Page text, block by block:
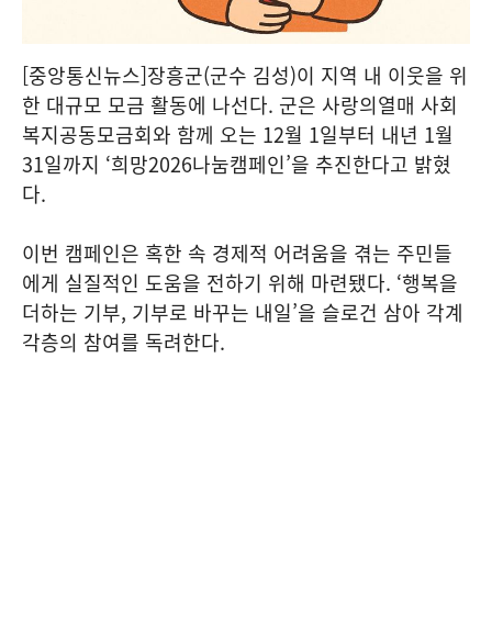
[중앙통신뉴스]장흥군(군수 김성)이 지역 내 이웃을 위
한 대규모 모금 활동에 나선다. 군은 사랑의열매 사회
복지공동모금회와 함께 오는 12월 1일부터 내년 1월
31일까지 ‘희망2026나눔캠페인’을 추진한다고 밝혔
다.
이번 캠페인은 혹한 속 경제적 어려움을 겪는 주민들
에게 실질적인 도움을 전하기 위해 마련됐다. ‘행복을
더하는 기부, 기부로 바꾸는 내일’을 슬로건 삼아 각계
각층의 참여를 독려한다.